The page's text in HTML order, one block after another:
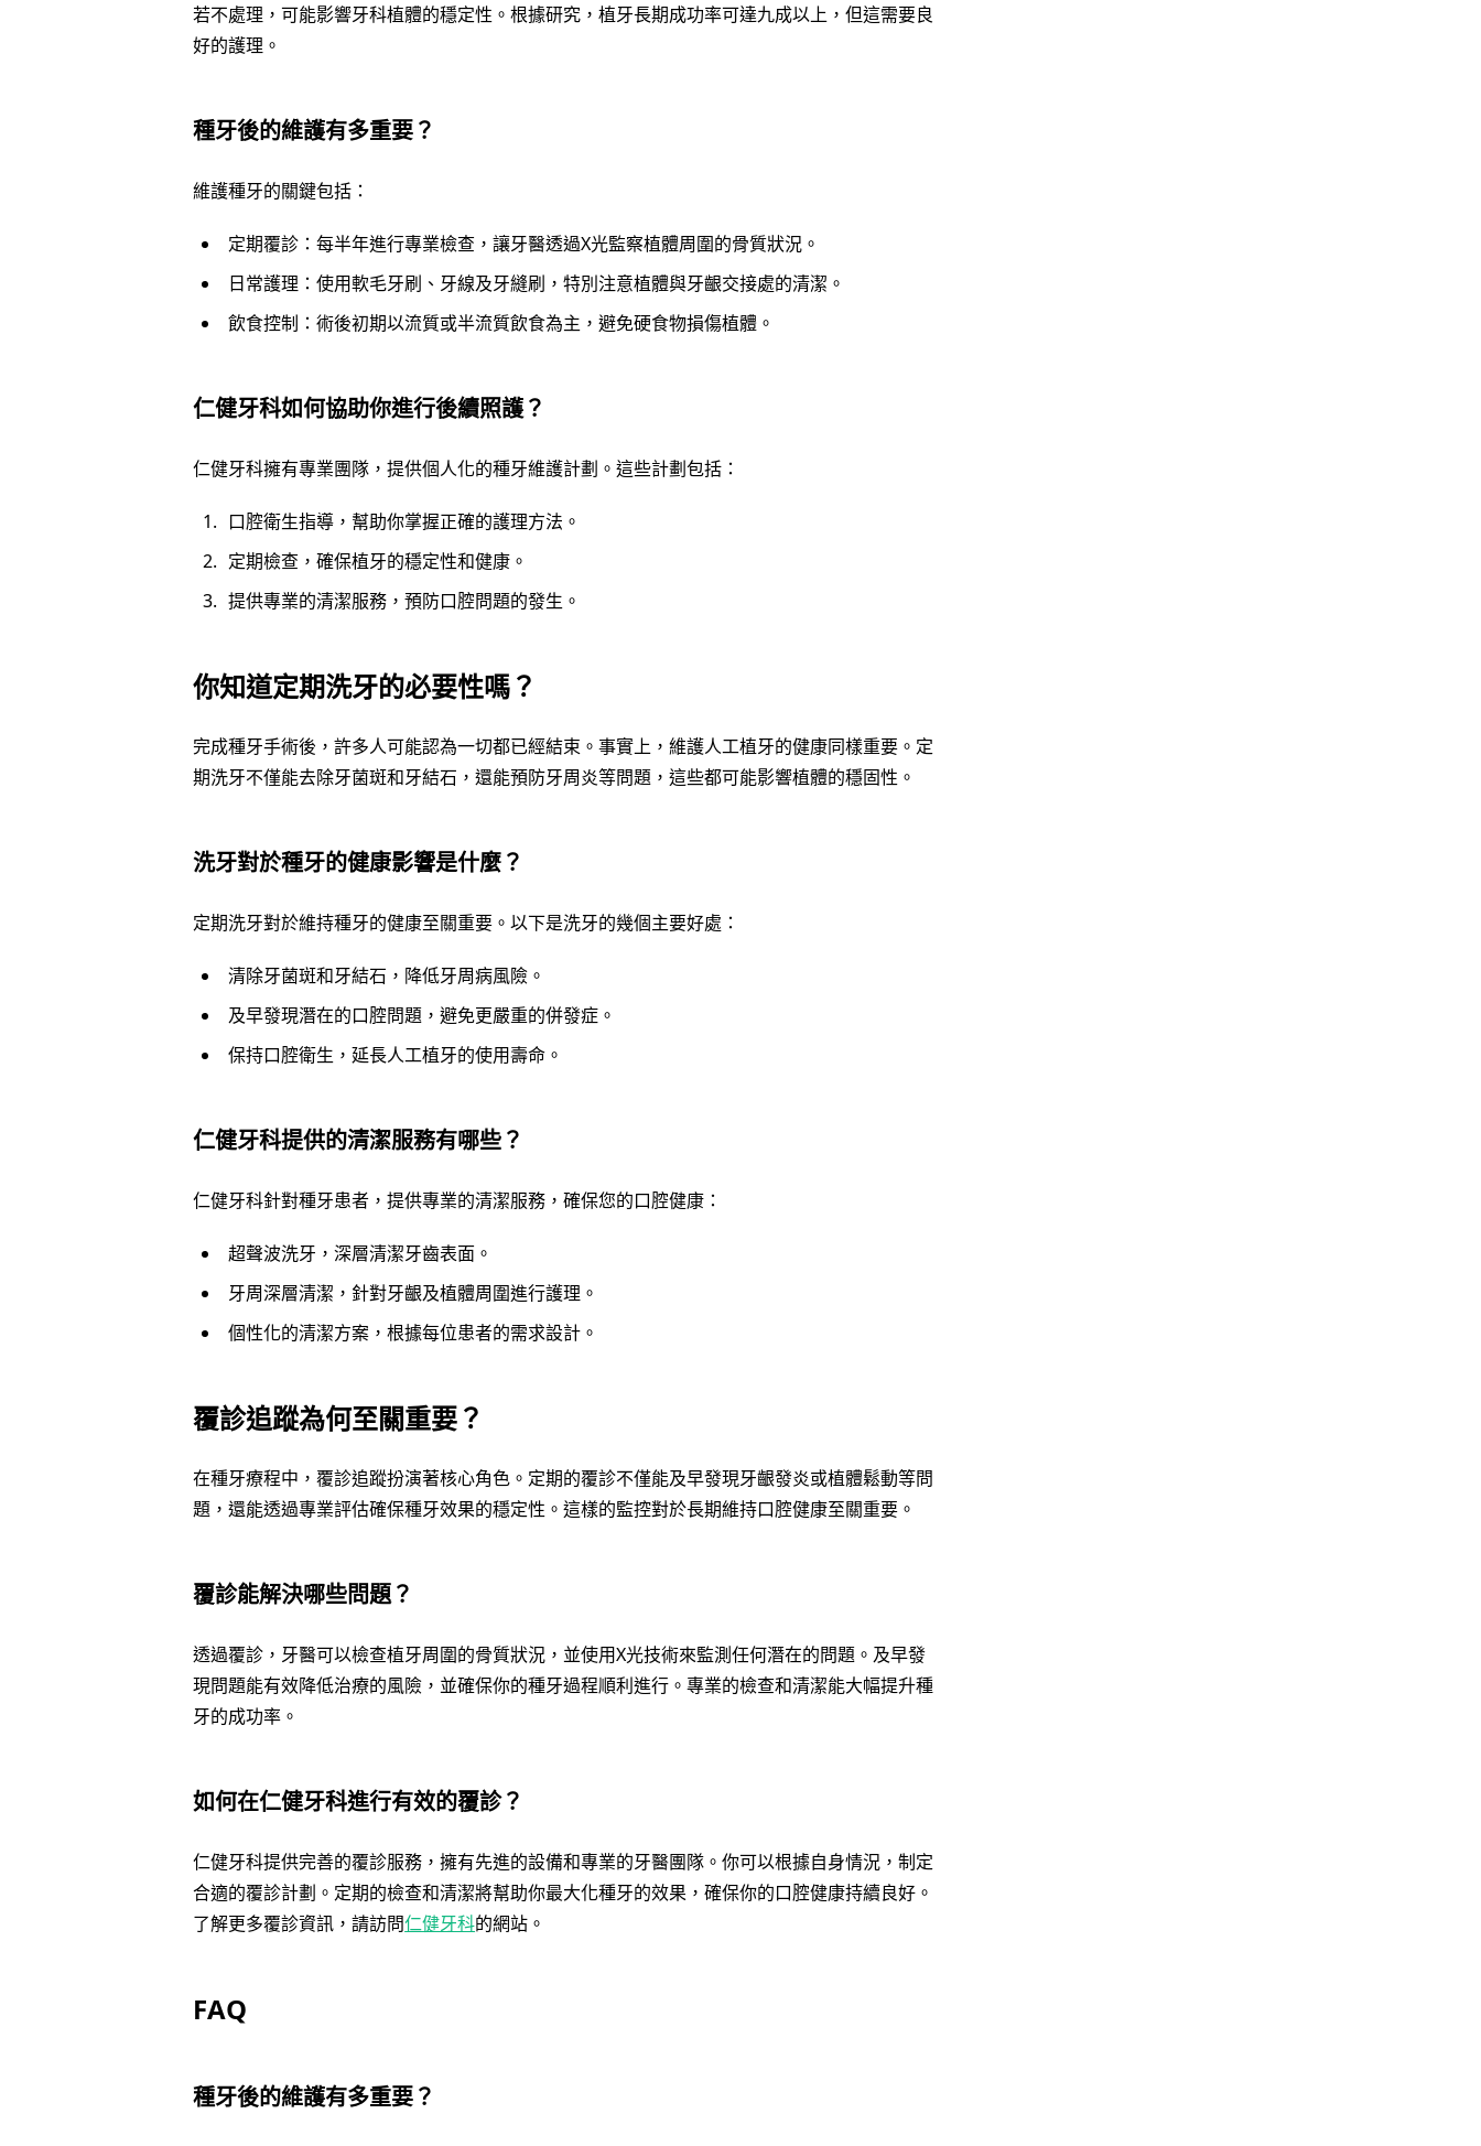
若不處理，可能影響牙科植體的穩定性。根據研究，植牙長期成功率可達九成以上，但這需要良
好的護理。
種牙後的維護有多重要？
維護種牙的關鍵包括：
定期覆診：每半年進行專業檢查，讓牙醫透過X光監察植體周圍的骨質狀況。
日常護理：使用軟毛牙刷、牙線及牙縫刷，特別注意植體與牙齦交接處的清潔。
飲食控制：術後初期以流質或半流質飲食為主，避免硬食物損傷植體。
仁健牙科如何協助你進行後續照護？
仁健牙科擁有專業團隊，提供個人化的種牙維護計劃。這些計劃包括：
口腔衛生指導，幫助你掌握正確的護理方法。
定期檢查，確保植牙的穩定性和健康。
提供專業的清潔服務，預防口腔問題的發生。
你知道定期洗牙的必要性嗎？
完成種牙手術後，許多人可能認為一切都已經結束。事實上，維護人工植牙的健康同樣重要。定
期洗牙不僅能去除牙菌斑和牙結石，還能預防牙周炎等問題，這些都可能影響植體的穩固性。
洗牙對於種牙的健康影響是什麼？
定期洗牙對於維持種牙的健康至關重要。以下是洗牙的幾個主要好處：
清除牙菌斑和牙結石，降低牙周病風險。
及早發現潛在的口腔問題，避免更嚴重的併發症。
保持口腔衛生，延長人工植牙的使用壽命。
仁健牙科提供的清潔服務有哪些？
仁健牙科針對種牙患者，提供專業的清潔服務，確保您的口腔健康：
超聲波洗牙，深層清潔牙齒表面。
牙周深層清潔，針對牙齦及植體周圍進行護理。
個性化的清潔方案，根據每位患者的需求設計。
覆診追蹤為何至關重要？
在種牙療程中，覆診追蹤扮演著核心角色。定期的覆診不僅能及早發現牙齦發炎或植體鬆動等問
題，還能透過專業評估確保種牙效果的穩定性。這樣的監控對於長期維持口腔健康至關重要。
覆診能解決哪些問題？
透過覆診，牙醫可以檢查植牙周圍的骨質狀況，並使用X光技術來監測任何潛在的問題。及早發
現問題能有效降低治療的風險，並確保你的種牙過程順利進行。專業的檢查和清潔能大幅提升種
牙的成功率。
如何在仁健牙科進行有效的覆診？
仁健牙科提供完善的覆診服務，擁有先進的設備和專業的牙醫團隊。你可以根據自身情況，制定
合適的覆診計劃。定期的檢查和清潔將幫助你最大化種牙的效果，確保你的口腔健康持續良好。
了解更多覆診資訊，請訪問仁健牙科的網站。
FAQ
種牙後的維護有多重要？